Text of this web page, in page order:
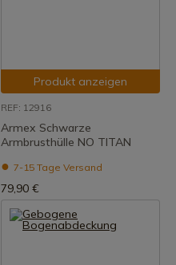
Produkt anzeigen
REF: 12916
Armex Schwarze
Armbrusthülle NO TITAN
7-15 Tage Versand
79,90 €